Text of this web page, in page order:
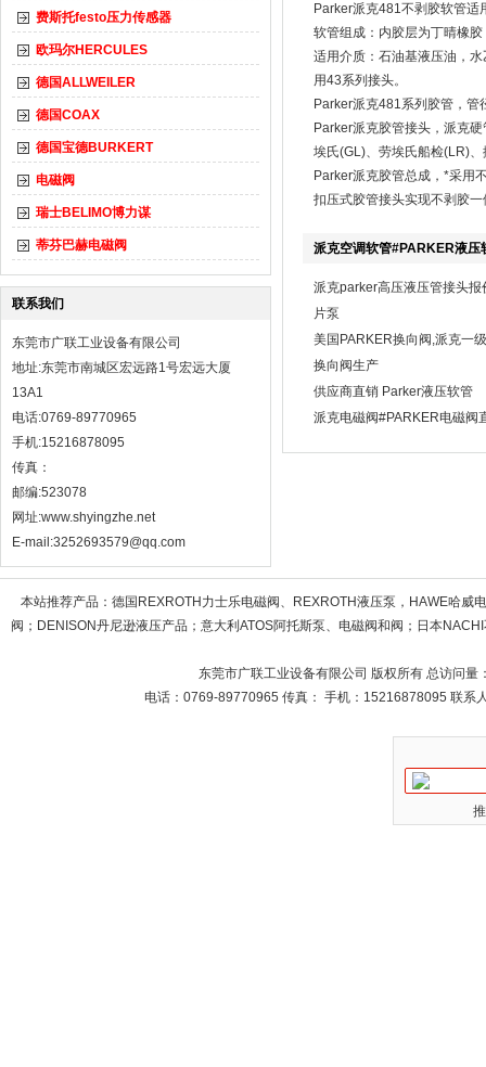
费斯托festo压力传感器
欧玛尔HERCULES
德国ALLWEILER
德国COAX
德国宝德BURKERT
电磁阀
瑞士BELIMO博力谋
蒂芬巴赫电磁阀
联系我们
东莞市广联工业设备有限公司
地址:东莞市南城区宏远路1号宏远大厦
13A1
电话:0769-89770965
手机:15216878095
传真：
邮编:523078
网址:www.shyingzhe.net
E-mail:3252693579@qq.com
Parker派克481不剥胶软管适
软管组成：内胶层为丁晴橡
适用介质：石油基液压油，
用43系列接头。
Parker派克481系列胶管，
Parker派克胶管接头，派克
埃氏(GL)、劳埃氏船检(LR)
Parker派克胶管总成，*采用
扣压式胶管接头实现不剥胶
派克空调软管#PARKER液压
派克parker高压液压管接头报
片泵
美国PARKER换向阀,派克一
换向阀生产
供应商直销 Parker液压软管
派克电磁阀#PARKER电磁阀
本站推荐产品： 德国REXROTH力士乐电磁阀、REXROTH液压泵，HAWE哈威
阀；DENISON丹尼逊液压产品；意大利ATOS阿托斯泵、电磁阀和阀；日本
东莞市广联工业设备有限公司 版权所有 总访问量
电话：0769-89770965 传真： 手机：15216878095 联系